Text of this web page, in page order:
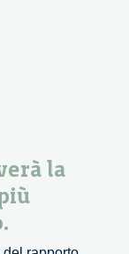
la